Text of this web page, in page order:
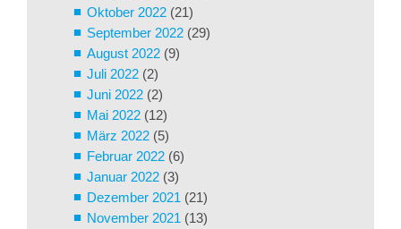
Oktober 2022 (21)
September 2022 (29)
August 2022 (9)
Juli 2022 (2)
Juni 2022 (2)
Mai 2022 (12)
März 2022 (5)
Februar 2022 (6)
Januar 2022 (3)
Dezember 2021 (21)
November 2021 (13)